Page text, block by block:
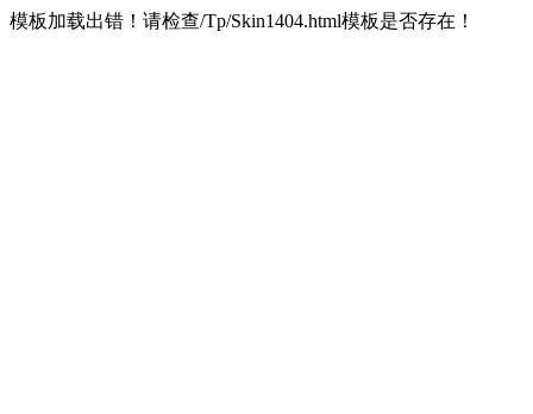
模板加载出错！请检查/Tp/Skin1404.html模板是否存在！